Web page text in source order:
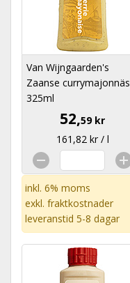
Van Wijngaarden's
Zaanse currymajonnäs
325ml
52,59 kr
161,82 kr / l
inkl. 6% moms
exkl. fraktkostnader
leveranstid 5-8 dagar